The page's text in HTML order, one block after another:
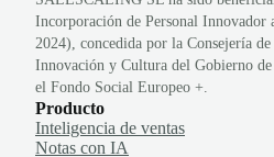
Incorporación de Personal
2024), concedida por la Consejería
Innovación y Cultura del Gobierno
el Fondo Social Europeo +.
Producto
Inteligencia de ventas
Notas con IA